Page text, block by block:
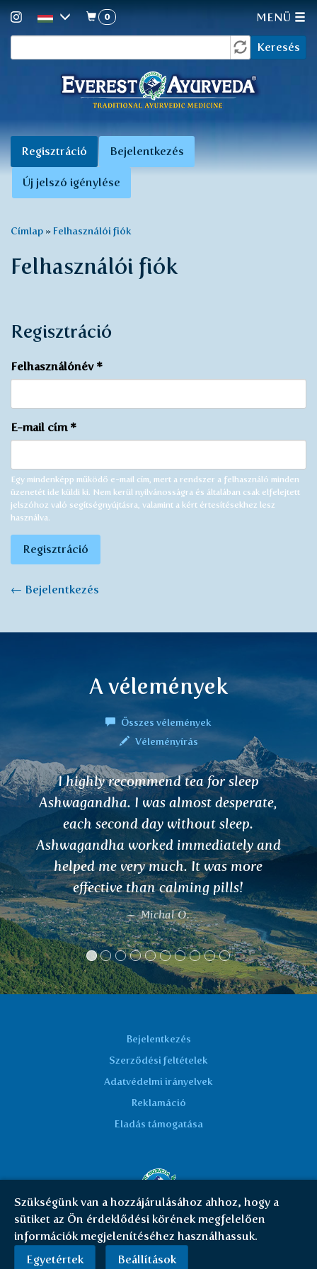
űrlap
Keresés
0 MENÜ
Elsődleges
fülek
Regisztráció (aktív
fül)
Bejelentkezés
Új jelszó igénylése
Jelenlegi
hely
Címlap » Felhasználói fiók
Felhasználói fiók
Regisztráció
Felhasználónév *
E-mail cím *
Egy mindenképp működő e-mail cím, mert a rendszer a felhasználó minden
üzenetét ide küldi ki. Nem kerül nyilvánosságra és általában csak elfelejtett
jelszóhoz való segítségnyújtásra, valamint a kért értesítésekhez lesz
használva.
Regisztráció
← Bejelentkezés
A vélemények
Összes vélemények
Véleményírás
I highly recommend tea for sleep
Ashwagandha. I was almost desperate,
each second day without sleep.
Ashwagandha worked immediately and
helped me very much. It was more
effective than calming pills!
Michal O.
Bejelentkezés
Szerződési feltételek
Adatvédelmi irányelvek
Reklamáció
Eladás támogatása
Cookies
Szükségünk van a hozzájárulásához ahhoz, hogy a
sütiket az Ön érdeklődési körének megfelelően
információk megjelenítéséhez használhassuk.
Egyetértek
Beállítások